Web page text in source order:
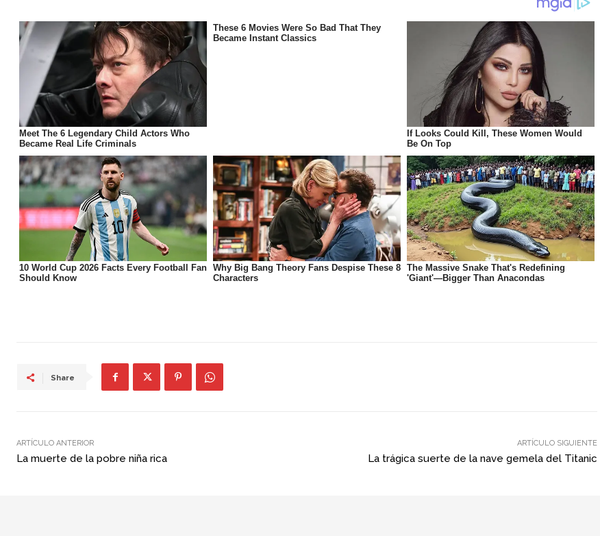
Share
ARTÍCULO ANTERIOR
La muerte de la pobre niña rica
ARTÍCULO SIGUIENTE
La trágica suerte de la nave gemela del Titanic